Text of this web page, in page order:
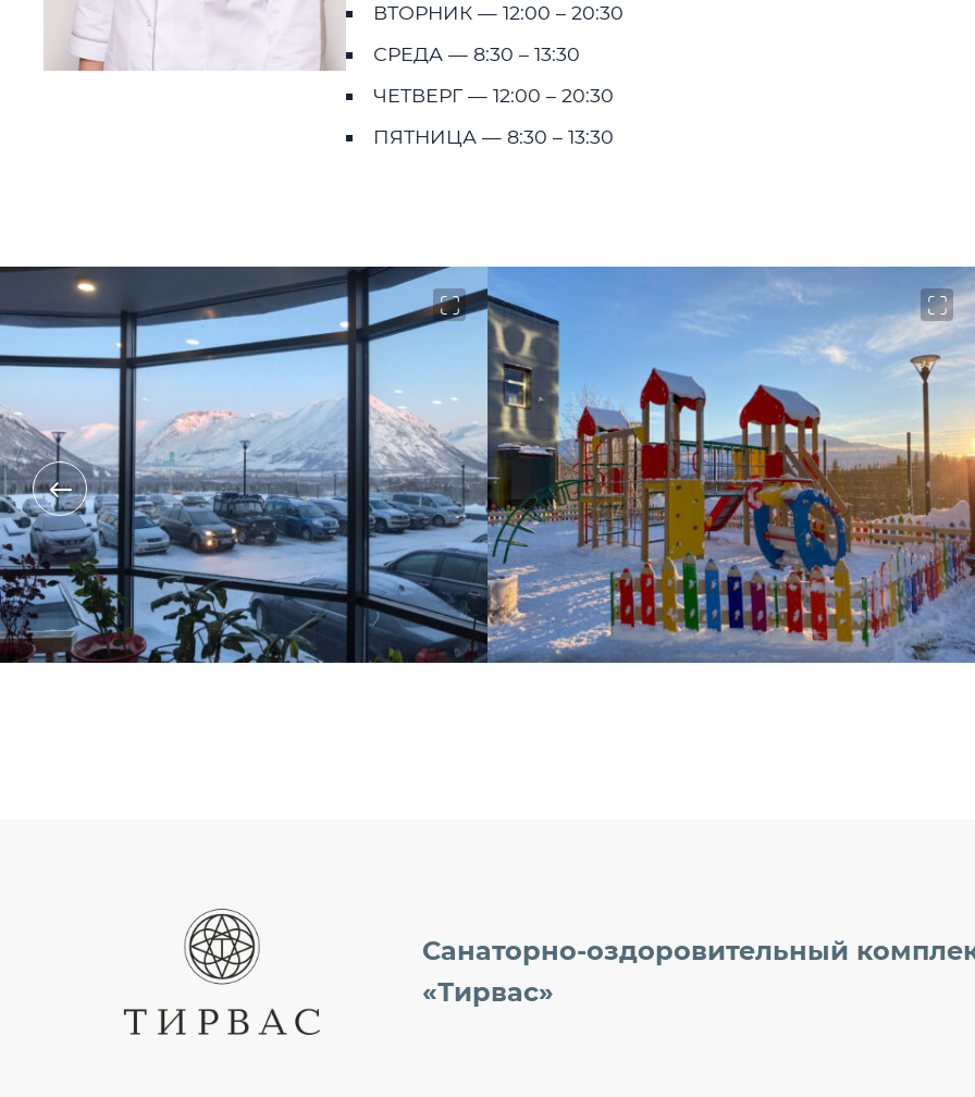
ВТОРНИК — 12:00 – 20:30
СРЕДА — 8:30 – 13:30
ЧЕТВЕРГ — 12:00 – 20:30
ПЯТНИЦА — 8:30 – 13:30
Санаторно-оздоровительный
«Тирвас»